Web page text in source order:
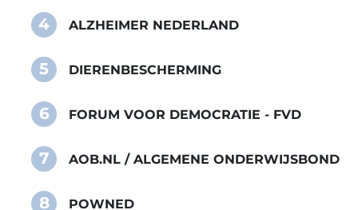
4 ALZHEIMER NEDERLAND
5 DIERENBESCHERMING
6 FORUM VOOR DEMOCRATIE - FVD
7 AOB.NL / ALGEMENE ONDERWIJSBOND
8 POWNED